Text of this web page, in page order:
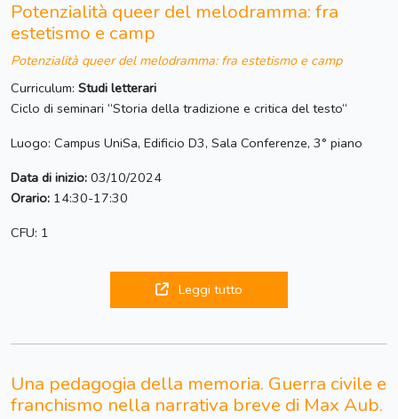
Potenzialità queer del melodramma: fra
estetismo e camp
Potenzialità queer del melodramma: fra estetismo e camp
Curriculum: Studi letterari
Ciclo di seminari “Storia della tradizione e critica del testo“
Luogo: Campus UniSa, Edificio D3, Sala Conferenze, 3° piano
Data di inizio: 03/10/2024
Orario: 14:30-17:30
CFU: 1
Leggi tutto
Una pedagogia della memoria. Guerra civile e
franchismo nella narrativa breve di Max Aub.